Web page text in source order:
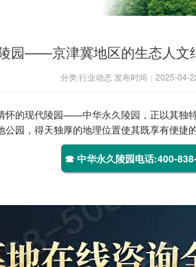
园——京津冀地区的生态人文
分类:行业动态 发布时间：2025-04-
怀的现代陵园——中华永久陵园 ，正以其独
园，得天独厚的地理位置使其既享有便捷
☎ 中华永久陵园电话:400-